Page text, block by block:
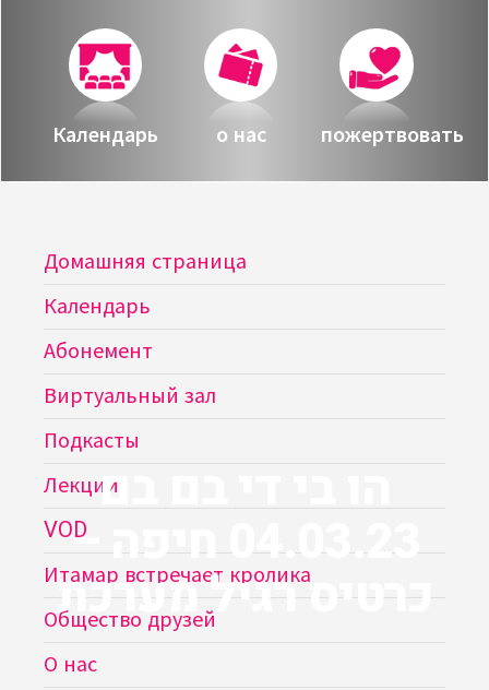
Политика сайта
הו בי די בם בם
04.03.23 חיפה –
כרטיס רגיל מערכת
Календарь о нас пожертвовать
Домашняя страница
Календарь
Абонемент
Виртуальный зал
Подкасты
Лекции
VOD
Итамар встречает кролика
Общество друзей
О нас